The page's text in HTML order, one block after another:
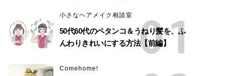
小さなヘアメイク相談室
50代60代のペタンコ＆うねり髪を、ふ
んわりきれいにする方法【前編】
Comehome!